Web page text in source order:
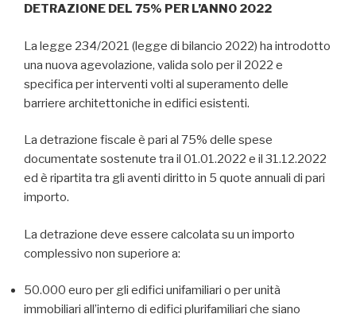
DETRAZIONE DEL 75% PER L’ANNO 2022
La legge 234/2021 (legge di bilancio 2022) ha introdotto
una nuova agevolazione, valida solo per il 2022 e
specifica per interventi volti al superamento delle
barriere architettoniche in edifici esistenti.
La detrazione fiscale è pari al 75% delle spese
documentate sostenute tra il 01.01.2022 e il 31.12.2022
ed è ripartita tra gli aventi diritto in 5 quote annuali di pari
importo.
La detrazione deve essere calcolata su un importo
complessivo non superiore a:
50.000 euro per gli edifici unifamiliari o per unità
immobiliari all’interno di edifici plurifamiliari che siano